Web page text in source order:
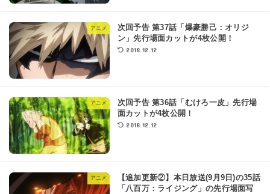
アニメ
次回予告 第37話「爆豪勝己：オリジ
ン」先行場面カットが4枚公開！
2018.12.12
アニメ
次回予告 第36話「むけろ一皮」先行場
面カットが4枚公開！
2018.12.12
アニメ
【追加更新②】本日放送(9月9日)の35話
「八百万：ライジング」の先行場面写